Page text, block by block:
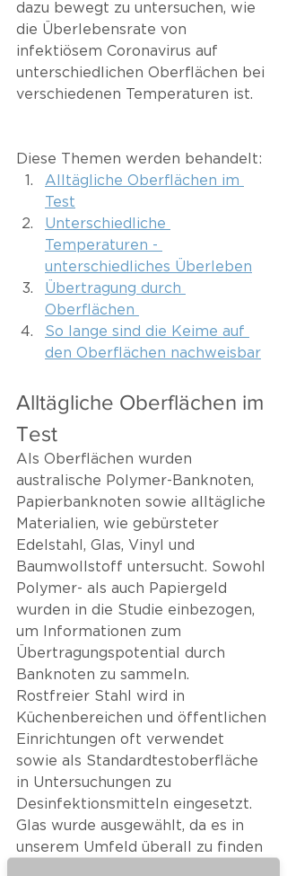
dazu bewegt zu untersuchen, wie
die Überlebensrate von
infektiösem Coronavirus auf
unterschiedlichen Oberflächen bei
verschiedenen Temperaturen ist.
Diese Themen werden behandelt:
Alltägliche Oberflächen im
Test
Unterschiedliche
Temperaturen -
unterschiedliches Überleben
Übertragung durch
Oberflächen
So lange sind die Keime auf
den Oberflächen nachweisbar
Alltägliche Oberflächen im
Test
Als Oberflächen wurden
australische Polymer-Banknoten,
Papierbanknoten sowie alltägliche
Materialien, wie gebürsteter
Edelstahl, Glas, Vinyl und
Baumwollstoff untersucht. Sowohl
Polymer- als auch Papiergeld
wurden in die Studie einbezogen,
um Informationen zum
Übertragungspotential durch
Banknoten zu sammeln.
Rostfreier Stahl wird in
Küchenbereichen und öffentlichen
Einrichtungen oft verwendet
sowie als Standardtestoberfläche
in Untersuchungen zu
Desinfektionsmitteln eingesetzt.
Glas wurde ausgewählt, da es in
unserem Umfeld überall zu finden